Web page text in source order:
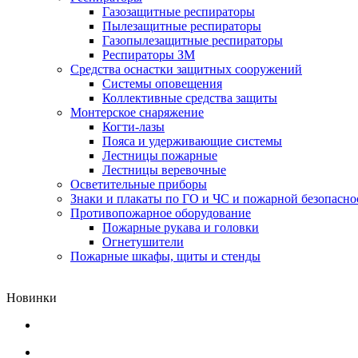
Газозащитные респираторы
Пылезащитные респираторы
Газопылезащитные респираторы
Респираторы ЗМ
Средства оснастки защитных сооружений
Системы оповещения
Коллективные средства защиты
Монтерское снаряжение
Когти-лазы
Пояса и удерживающие системы
Лестницы пожарные
Лестницы веревочные
Осветительные приборы
Знаки и плакаты по ГО и ЧС и пожарной
Противопожарное оборудование
Пожарные рукава и головки
Огнетушители
Пожарные шкафы, щиты и стенды
Новинки